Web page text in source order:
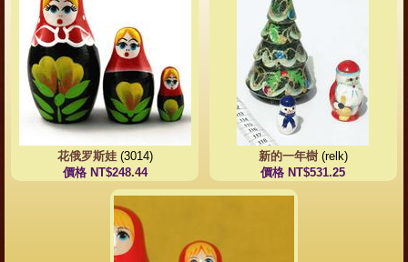
花俄罗斯娃(3014)
價格 NT$248.44
新的一年樹(relk)
價格 NT$531.25